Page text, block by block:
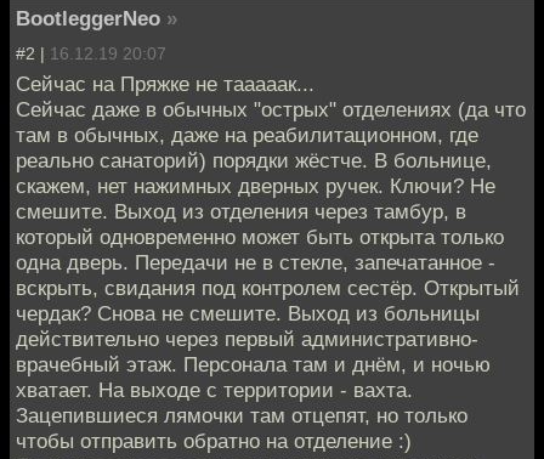
BootleggerNeo »
#2 | 16.12.19 20:07
Сейчас на Пряжке не тааааак...
Сейчас даже в обычных "острых" отделениях (да что
там в обычных, даже на реабилитационном, где
реально санаторий) порядки жёстче. В больнице,
скажем, нет нажимных дверных ручек. Ключи? Не
смешите. Выход из отделения через тамбур, в
который одновременно может быть открыта только
одна дверь. Передачи не в стекле, запечатанное -
вскрыть, свидания под контролем сестёр. Открытый
чердак? Снова не смешите. Выход из больницы
действительно через первый административно-
врачебный этаж. Персонала там и днём, и ночью
хватает. На выходе с территории - вахта.
Зацепившиеся лямочки там отцепят, но только
чтобы отправить обратно на отделение :)